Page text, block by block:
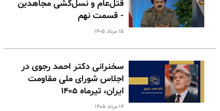
قتل‌عام و نسل‌کشی مجاهدین
- قسمت نهم
۱۵ مرداد ۱۴۰۵
سخنرانی دکتر احمد رجوی در
اجلاس شورای ملی مقاومت
ایران، تیرماه ۱۴۰۵
۱۴ مرداد ۱۴۰۵